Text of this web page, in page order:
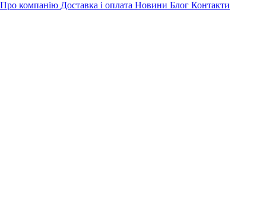
Про компанію Доставка і оплата Новини Блог Контакти